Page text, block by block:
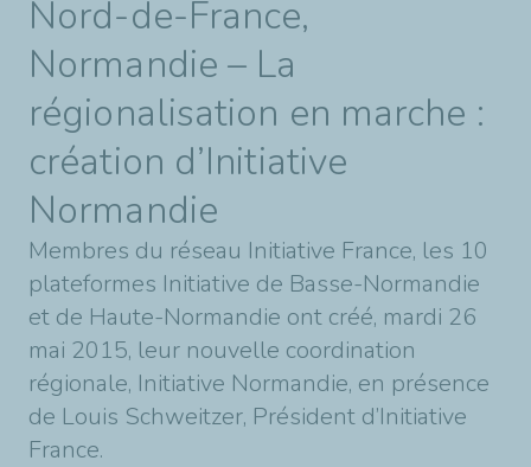
Nord-de-France,
Normandie – La
régionalisation en marche :
création d’Initiative
Normandie
Membres du réseau Initiative France, les 10
plateformes Initiative de Basse-Normandie
et de Haute-Normandie ont créé, mardi 26
mai 2015, leur nouvelle coordination
régionale, Initiative Normandie, en présence
de Louis Schweitzer, Président d’Initiative
France.